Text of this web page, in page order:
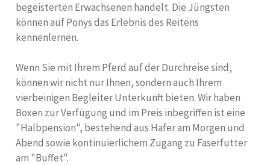
begeisterten Erwachsenen handelt. Die Jüngsten
können auf Ponys das Erlebnis des Reitens
kennenlernen.
Wenn Sie mit Ihrem Pferd auf der Durchreise sind,
können wir nicht nur Ihnen, sondern auch Ihrem
vierbeinigen Begleiter Unterkunft bieten. Wir haben
Boxen zur Verfügung und im Preis inbegriffen ist eine
"Halbpension", bestehend aus Hafer am Morgen und
Abend sowie kontinuierlichem Zugang zu Faserfutter
am "Buffet".